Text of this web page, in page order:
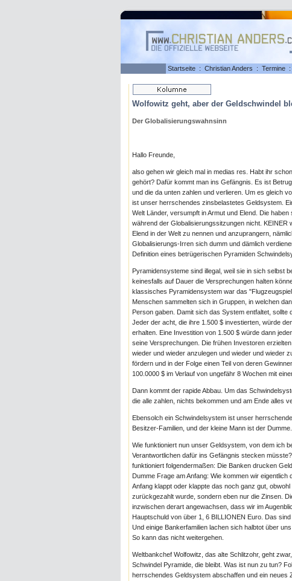
Startseite : Christian Anders : Termine :
Wolfowitz geht, aber der Geldschwindel
Der Globalisierungswahnsinn
Hallo Freunde,
also gehen wir gleich mal in medias res. Habt ihr
gehört? Dafür kommt man ins Gefängnis. Es ist
und die da unten zahlen und verlieren. Um es gleich
ist unser herrschendes zinsbelastetes Geldsystem.
Welt Länder, versumpft in Armut und Elend. Die
während der Globalisierungssitzungen nicht.
Elend in der Welt zu nennen und anzuprangern,
Globalisierungs-Irren sich dumm und dämlich
Definition eines betrügerischen Pyramiden
Pyramidensysteme sind illegal, weil sie in sich selbst
keinesfalls auf Dauer die Versprechungen halten
klassisches Pyramidensystem war das
Menschen sammelten sich in Gruppen, in welchen
Person gaben. Damit sich das System entfaltet,
Jeder der acht, die ihre 1.500 $ investierten, würde
erhalten. Eine Investition von 1.500 $ würde dann
seine Versprechungen. Die frühen Investoren
wieder und wieder anzulegen und wieder und wieder
fördern und in der Folge einen Teil von deren
100.0000 $ im Verlauf von ungefähr 8 Wochen mit
Dann kommt der rapide Abbau. Um das
die alle zahlen, nichts bekommen und am Ende alles
Ebensolch ein Schwindelsystem ist unser
Besitzer-Familien, und der kleine Mann ist der Dumme.
Wie funktioniert nun unser Geldsystem, von dem ich
Verantwortlichen dafür ins Gefängnis stecken
funktioniert folgendermaßen: Die Banken drucken
Dumme Frage am Anfang: Wie kommen wir
Anfang klappt oder klappte das noch ganz gut,
zurückgezahlt wurde, sondern eben nur die Zinsen.
inzwischen derart angewachsen, dass wir im
Hauptschuld von über 1, 6 BILLIONEN Euro. Das
Und einige Bankerfamilien lachen sich halbtot über
So kann das nicht weitergehen.
Weltbankchef Wolfowitz, das alte Schlitzohr, geht
Schwindel Pyramide, die bleibt. Was ist nun zu tun?
herrschendes Geldsystem abschaffen und ein neues